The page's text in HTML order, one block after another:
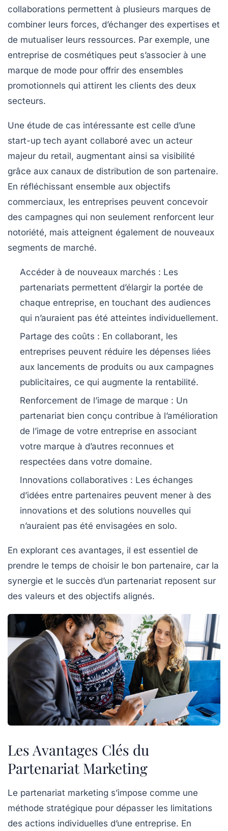
collaborations permettent à plusieurs marques de
combiner leurs forces, d’échanger des expertises et
de mutualiser leurs ressources. Par exemple, une
entreprise de cosmétiques peut s’associer à une
marque de mode pour offrir des ensembles
promotionnels qui attirent les clients des deux
secteurs.
Une étude de cas intéressante est celle d’une
start-up tech ayant collaboré avec un acteur
majeur du retail, augmentant ainsi sa visibilité
grâce aux canaux de distribution de son partenaire.
En réfléchissant ensemble aux objectifs
commerciaux, les entreprises peuvent concevoir
des campagnes qui non seulement renforcent leur
notoriété, mais atteignent également de nouveaux
segments de marché.
Accéder à de nouveaux marchés : Les
partenariats permettent d’élargir la portée de
chaque entreprise, en touchant des audiences
qui n’auraient pas été atteintes individuellement.
Partage des coûts : En collaborant, les
entreprises peuvent réduire les dépenses liées
aux lancements de produits ou aux campagnes
publicitaires, ce qui augmente la rentabilité.
Renforcement de l’image de marque : Un
partenariat bien conçu contribue à l’amélioration
de l’image de votre entreprise en associant
votre marque à d’autres reconnues et
respectées dans votre domaine.
Innovations collaboratives : Les échanges
d’idées entre partenaires peuvent mener à des
innovations et des solutions nouvelles qui
n’auraient pas été envisagées en solo.
En explorant ces avantages, il est essentiel de
prendre le temps de choisir le bon partenaire, car la
synergie et le succès d’un partenariat reposent sur
des valeurs et des objectifs alignés.
Les Avantages Clés du
Partenariat Marketing
Le partenariat marketing s’impose comme une
méthode stratégique pour dépasser les limitations
des actions individuelles d’une entreprise. En